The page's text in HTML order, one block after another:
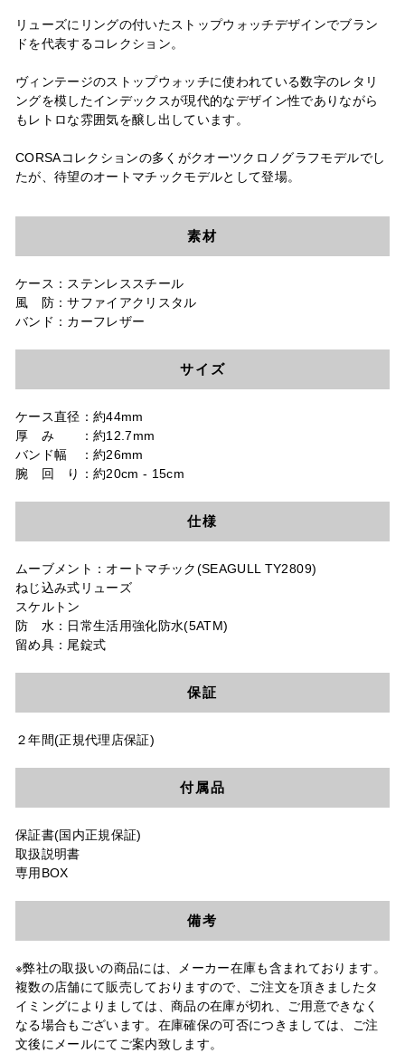
リューズにリングの付いたストップウォッチデザインでブラン
ドを代表するコレクション。
ヴィンテージのストップウォッチに使われている数字のレタリ
ングを模したインデックスが現代的なデザイン性でありながら
もレトロな雰囲気を醸し出しています。
CORSAコレクションの多くがクオーツクロノグラフモデルでし
たが、待望のオートマチックモデルとして登場。
素材
ケース：ステンレススチール
風 防：サファイアクリスタル
バンド：カーフレザー
サイズ
ケース直径：約44mm
厚 み ：約12.7mm
バンド幅 ：約26mm
腕 回 り：約20cm - 15cm
仕様
ムーブメント：オートマチック(SEAGULL TY2809)
ねじ込み式リューズ
スケルトン
防 水：日常生活用強化防水(5ATM)
留め具：尾錠式
保証
２年間(正規代理店保証)
付属品
保証書(国内正規保証)
取扱説明書
専用BOX
備考
※弊社の取扱いの商品には、メーカー在庫も含まれております。
複数の店舗にて販売しておりますので、ご注文を頂きましたタ
イミングによりましては、商品の在庫が切れ、ご用意できなく
なる場合もございます。在庫確保の可否につきましては、ご注
文後にメールにてご案内致します。